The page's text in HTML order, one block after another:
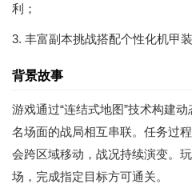
利；
3. 丰富副本挑战搭配个性化机甲
背景故事
游戏通过“连结式地图”技术构建
名场面的战局相互串联。任务过
会跨区域移动，战况持续演变。
场，完成指定目标方可通关。